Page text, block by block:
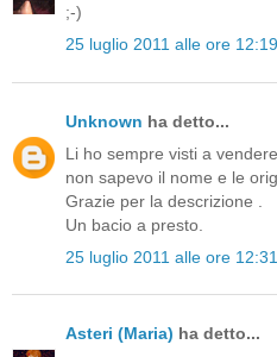
;-)
25 luglio 2011 alle ore 12:19
Unknown ha detto...
Li ho sempre visti a
non sapevo il nome e le
Grazie per la descrizione .
Un bacio a presto.
25 luglio 2011 alle ore 12:31
Asteri (Maria) ha detto...